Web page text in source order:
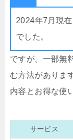
2024年7月現
でした。
ですが、一部無
む方法がありま
内容とお得な使
サービス